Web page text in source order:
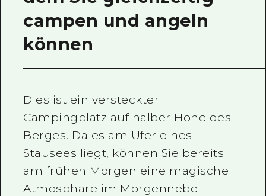
campen und angeln
können
Dies ist ein versteckter
Campingplatz auf halber Höhe des
Berges. Da es am Ufer eines
Stausees liegt, können Sie bereits
am frühen Morgen eine magische
Atmosphäre im Morgennebel